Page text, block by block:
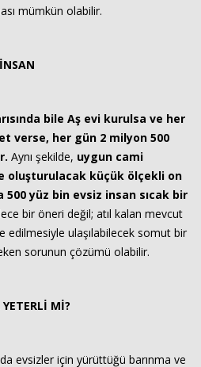
mümkün olabilir.
bile Aş evi kurulsa ve her
verse, her gün 2 milyon 500
Aynı şekilde, uygun cami
oluşturulacak küçük ölçekli on
500 yüz bin evsiz insan sıcak bir
bir öneri değil; atıl kalan mevcut
edilmesiyle ulaşılabilecek somut bir
sorunun çözümü olabilir.
Mİ?
evsizler için yürüttüğü barınma ve